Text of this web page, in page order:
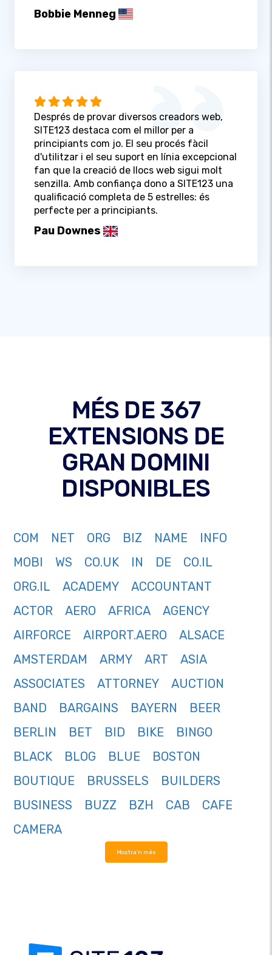
Bobbie Menneg
Després de provar diversos creadors web,
SITE123 destaca com el millor per a
principiants com jo. El seu procés fàcil
d'utilitzar i el seu suport en línia excepcional
fan que la creació de llocs web sigui molt
senzilla. Amb confiança dono a SITE123 una
qualificació completa de 5 estrelles: és
perfecte per a principiants.
Pau Downes
MÉS DE 367
EXTENSIONS DE
GRAN DOMINI
DISPONIBLES
COM NET ORG BIZ NAME
INFO
MOBI
WS CO.UK IN DE
CO.IL
ORG.IL
ACADEMY
ACCOUNTANT
ACTOR
AERO AFRICA
AGENCY
AIRFORCE
AIRPORT.AERO
ALSACE
AMSTERDAM
ARMY ART
ASIA
ASSOCIATES
ATTORNEY
AUCTION
BAND
BARGAINS BAYERN
BEER
BERLIN
BET BID BIKE
BINGO
BLACK
BLOG BLUE
BOSTON
BOUTIQUE
BRUSSELS
BUILDERS
BUSINESS
BUZZ BZH CAB
CAFE
CAMERA
Mostra'n més